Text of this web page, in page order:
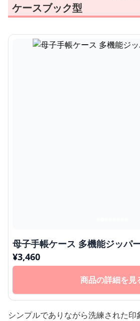
ケースブック型
母子手帳ケース 多機
¥3,460
商品の詳細を見
シンプルでありながら洗練された